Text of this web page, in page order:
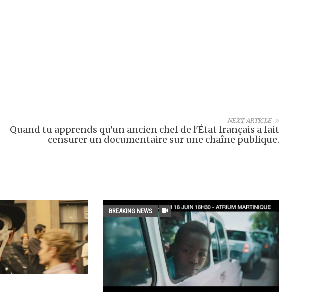
NEXT ARTICLE
Quand tu apprends qu'un ancien chef de l'État français a fait
censurer un documentaire sur une chaîne publique.
BREAKING NEWS